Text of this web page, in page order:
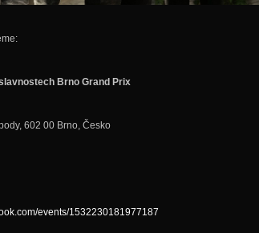
Brno Grand Prix
602 00 Brno, Česko
events/1532230181977187